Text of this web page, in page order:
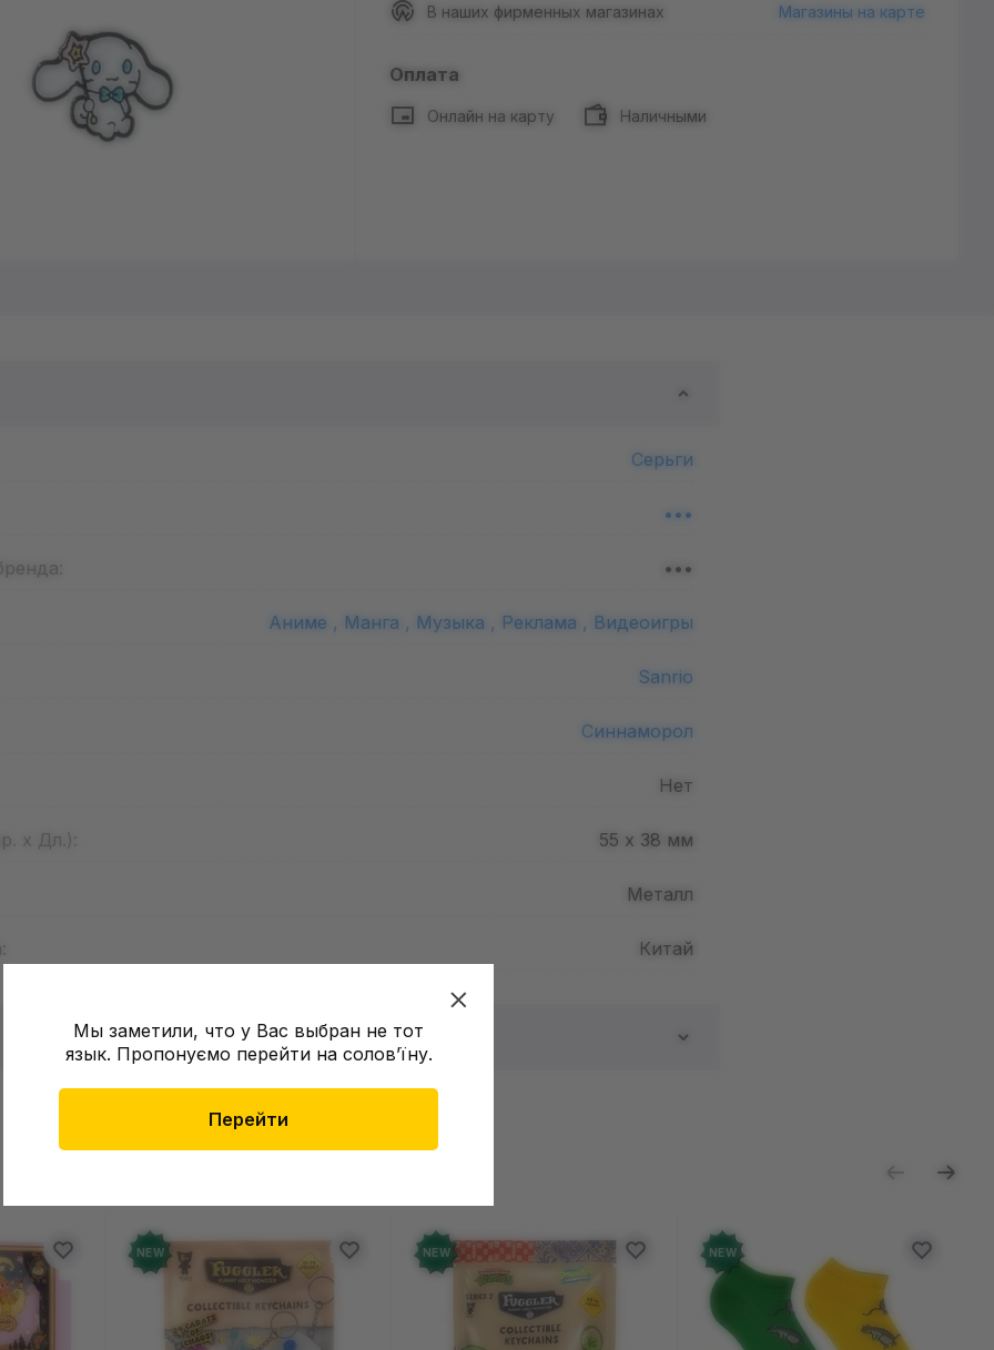
Мы заметили, что у Вас выбран не тот
язык. Пропонуємо перейти на соловʼїну.
Перейти
В наших фирменных магазинах Магазины на карте
Оплата
Онлайн на карту Наличными
Серьги
•••
•••
Аниме , Манга , Музыка , Реклама , Видеоигры
Sanrio
Синнаморол
Нет
х Дл.): 55 х 38 мм
Металл
Китай
о товаре еще нет
и получите 50 грн на свой счет
NEW NEW NEW